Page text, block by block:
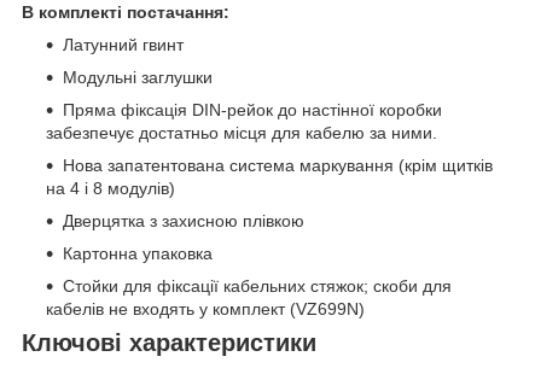
В комплекті постачання:
Латунний гвинт
Модульні заглушки
Пряма фіксація DIN-рейок до настінної коробки
забезпечує достатньо місця для кабелю за ними.
Нова запатентована система маркування (крім щитків
на 4 і 8 модулів)
Дверцятка з захисною плівкою
Картонна упаковка
Стойки для фіксації кабельних стяжок; скоби для
кабелів не входять у комплект (VZ699N)
Ключові характеристики